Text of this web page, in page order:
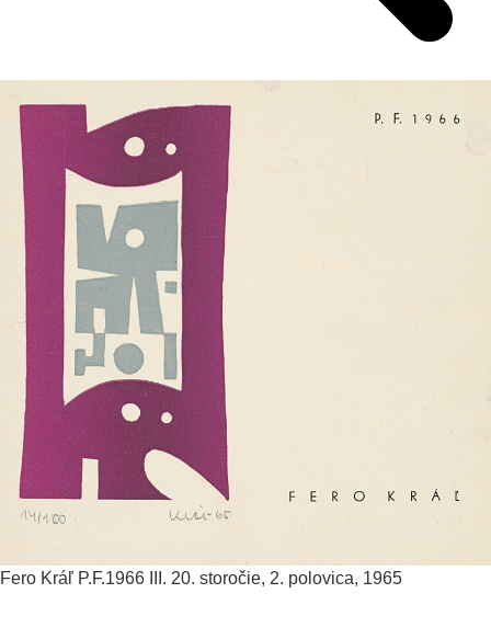
Fero Kráľ P.F.1966 III. 20. storočie, 2. polovica, 1965